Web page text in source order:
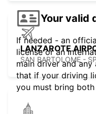
LANZAROTE
SAN BARTOLOME -
Your valid
If needed - an
license or an
main driver and
that if your driving
you must bring